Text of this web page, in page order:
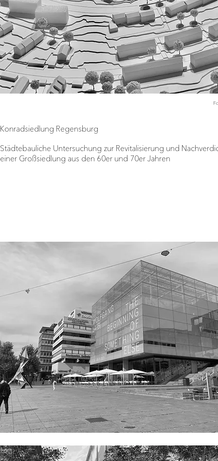
Konradsiedlung Regensburg
Städtebauliche Untersuchung zur Revitalisierung und
einer Großsiedlung aus den 60er und 70er Jahren